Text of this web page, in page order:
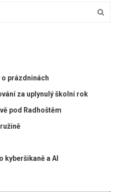
o prázdninách
za uplynulý školní rok
pod Radhoštěm
kyberšikaně a AI